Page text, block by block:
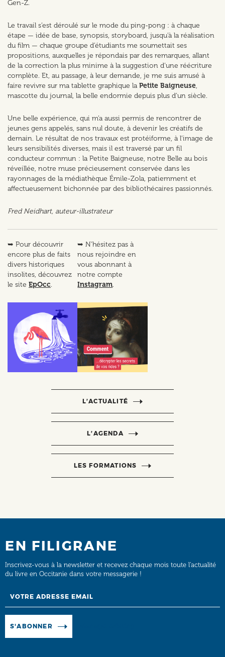
Gen-Z.
Le travail s’est déroulé sur le mode du ping-pong : à chaque
étape — idée de base, synopsis, storyboard, jusqu’à la réalisation
du film — chaque groupe d’étudiants me soumettait ses
propositions, auxquelles je répondais par des remarques, allant
de la correction la plus minime à la suggestion d’une réécriture
complète. Et, au passage, à leur demande, je me suis amusé à
faire revivre sur ma tablette graphique la Petite Baigneuse,
mascotte du journal, la belle endormie depuis plus d’un siècle.
Une belle expérience, qui m’a aussi permis de rencontrer de
jeunes gens appelés, sans nul doute, à devenir les créatifs de
demain. Le résultat de nos travaux est protéiforme, à l’image de
leurs sensibilités diverses, mais il est traversé par un fil
conducteur commun : la Petite Baigneuse, notre Belle au bois
réveillée, notre muse précieusement conservée dans les
rayonnages de la médiathèque Émile-Zola, patiemment et
affectueusement bichonnée par des bibliothécaires passionnés.
Fred Neidhart, auteur-illustrateur
➥ Pour découvrir
encore plus de faits
divers historiques
insolites, découvrez
le site EpOcc.
➥ N'hésitez pas à
nous rejoindre en
vous abonnant à
notre compte
Instagram.
L’ACTUALITÉ
L’AGENDA
LES FORMATIONS
EN FILIGRANE
Inscrivez-vous à la newsletter et recevez chaque mois toute l’actualité
du livre en Occitanie dans votre messagerie !
S'ABONNER